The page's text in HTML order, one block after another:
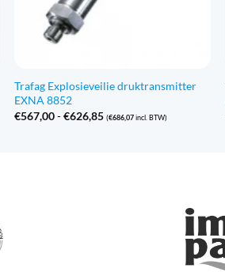
Trafag Explosieveilie druktransmitter
EXNA 8852
€567,00-€626,85Prijsklasse:
€567,00
(€686,07incl. BTW)